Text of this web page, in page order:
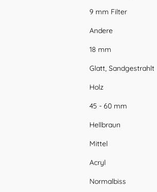
9 mm Filter
Andere
18 mm
Glatt, Sandgestrahlt
Holz
45 - 60 mm
Hellbraun
Mittel
Acryl
Normalbiss